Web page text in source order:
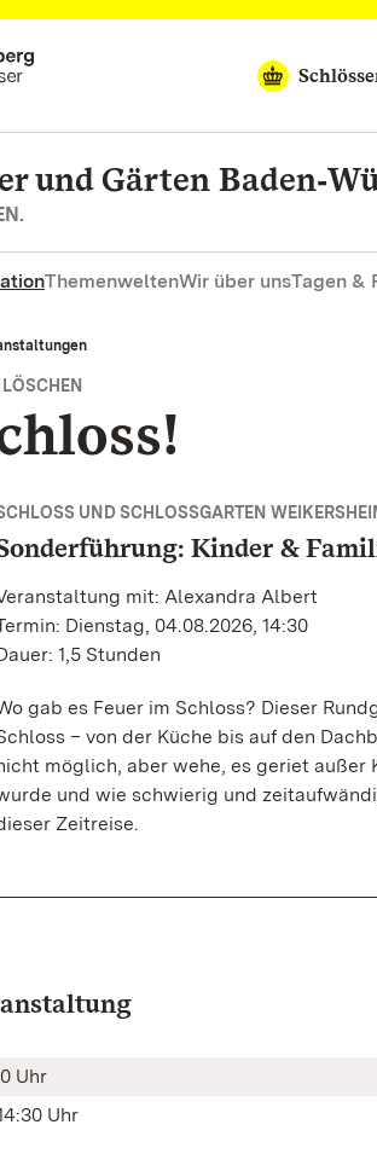
und Gärten
ThemenweltenWir über unsTagen &
UND SCHLOSSGARTEN
Kinder &
mit: Alexandra Albert
Dienstag, 04.08.2026, 14:30
1,5 Stunden
gab es Feuer im Schloss? Dieser
– von der Küche bis auf den
möglich, aber wehe, es geriet
und wie schwierig und
Zeitreise.
Uhr
Uhr